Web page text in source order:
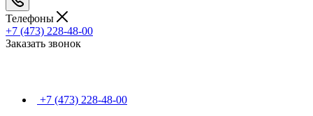
Телефоны
+7 (473) 228-48-00
Заказать звонок
+7 (473) 228-48-00